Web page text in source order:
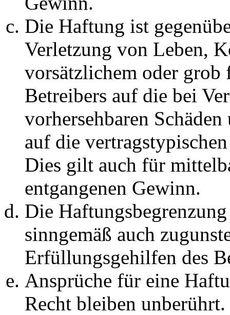
Die Haftung ist
Verletzung von Leben,
vorsätzlichem oder grob
Betreibers auf die bei
vorhersehbaren
auf die
Dies gilt auch für
entgangenen Gewinn.
Die
sinngemäß auch
Erfüllungsgehilfen des
Ansprüche für eine
Recht bleiben unberührt.